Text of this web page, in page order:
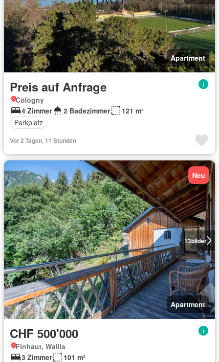
Apartment
Preis auf Anfrage
Cologny
4 Zimmer
2 Badezimmer
121 m²
Parkplatz
Vor 2 Tagen, 11 Stunden
13bilder
Neu
Apartment
CHF 500'000
Finhaut, Wallis
3 Zimmer
101 m²